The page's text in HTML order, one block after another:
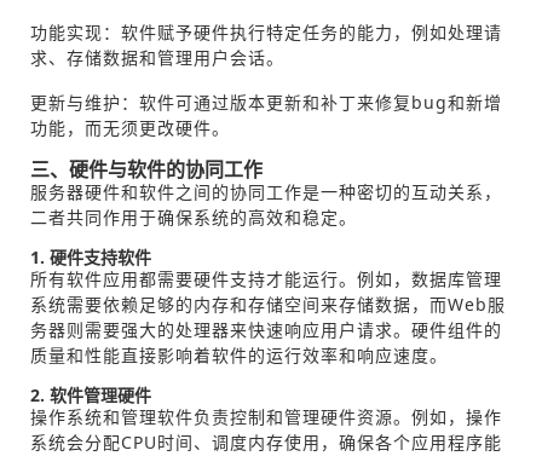
功能实现：软件赋予硬件执行特定任务的能力，例如处理请
求、存储数据和管理用户会话。
更新与维护：软件可通过版本更新和补丁来修复bug和新增
功能，而无须更改硬件。
三、硬件与软件的协同工作
服务器硬件和软件之间的协同工作是一种密切的互动关系，
二者共同作用于确保系统的高效和稳定。
1. 硬件支持软件
所有软件应用都需要硬件支持才能运行。例如，数据库管理
系统需要依赖足够的内存和存储空间来存储数据，而Web服
务器则需要强大的处理器来快速响应用户请求。硬件组件的
质量和性能直接影响着软件的运行效率和响应速度。
2. 软件管理硬件
操作系统和管理软件负责控制和管理硬件资源。例如，操作
系统会分配CPU时间、调度内存使用，确保各个应用程序能